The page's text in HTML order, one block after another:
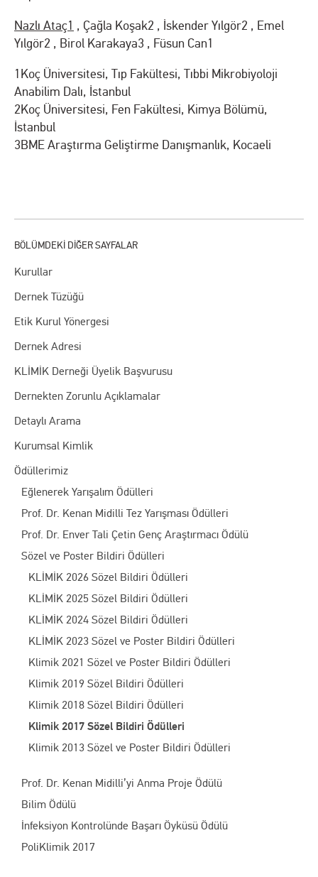
Kurullar
Dernek Tüzüğü
Etik Kurul Yönergesi
Dernek Adresi
KLİMİK Derneği Üyelik Başvurusu
Dernekten Zorunlu Açıklamalar
Detaylı Arama
Kurumsal Kimlik
Ödüllerimiz
Eğlenerek Yarışalım Ödülleri
Prof. Dr. Kenan Midilli Tez Yarışması Ödülleri
Prof. Dr. Enver Tali Çetin Genç Araştırmacı Ödülü
Sözel ve Poster Bildiri Ödülleri
KLİMİK 2026 Sözel Bildiri Ödülleri
KLİMİK 2025 Sözel Bildiri Ödülleri
KLİMİK 2024 Sözel Bildiri Ödülleri
KLİMİK 2023 Sözel ve Poster Bildiri Ödülleri
Klimik 2021 Sözel ve Poster Bildiri Ödülleri
Klimik 2019 Sözel Bildiri Ödülleri
Klimik 2018 Sözel Bildiri Ödülleri
Klimik 2017 Sözel Bildiri Ödülleri
Klimik 2013 Sözel ve Poster Bildiri Ödülleri
Prof. Dr. Kenan Midilli’yi Anma Proje Ödülü
Bilim Ödülü
İnfeksiyon Kontrolünde Başarı Öyküsü Ödülü
PoliKlimik 2017
Nazlı Ataç1 , Çağla Koşak2 , İskender Yılgör2 , Emel
Yılgör2 , Birol Karakaya3 , Füsun Can1
1Koç Üniversitesi, Tıp Fakültesi, Tıbbi Mikrobiyoloji
Anabilim Dalı, İstanbul
2Koç Üniversitesi, Fen Fakültesi, Kimya Bölümü,
İstanbul
3BME Araştırma Geliştirme Danışmanlık, Kocaeli